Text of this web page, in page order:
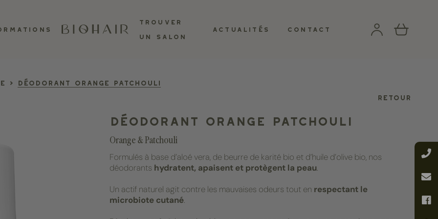
CHEVEUX CASSANTS
CHEVEUX TERNES
VOIR TOUS LES
PRODUITS
VOIR TOUS LES
PRODUITS
VOIR LA FORMATION VOIR LA FORMATION
TROUVER
UN SALON
ACTUALITÉS CONTACT
>
Déodorant orange patchouli
Retour
Déodorant orange patchouli
Orange & Patchouli
Formulés à base d’aloé vera, de beurre de karité bio et d’huile d’olive bio, nos
déodorants hydratent, apaisent et protègent la peau.
Un actif naturel agit contre les mauvaises odeurs tout en respectant le
microbiote cutané.